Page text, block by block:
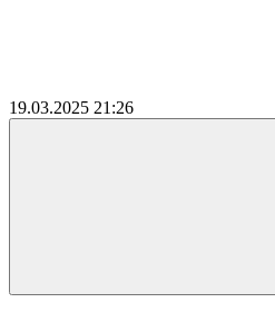
19.03.2025 21:26